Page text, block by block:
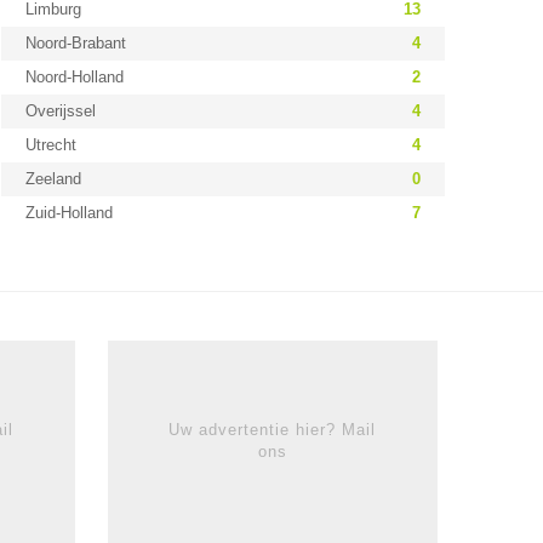
Limburg
13
Noord-Brabant
4
Noord-Holland
2
Overijssel
4
Utrecht
4
Zeeland
0
Zuid-Holland
7
Uw advertentie hier? Mail
ons